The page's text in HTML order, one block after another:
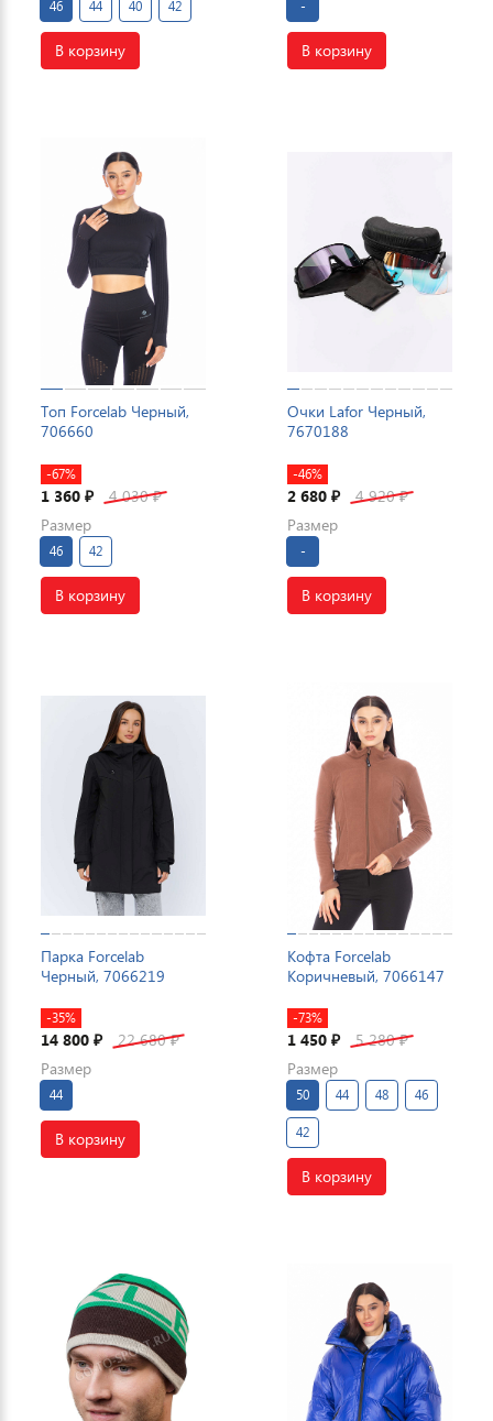
46 44 40 42
В корзину
-
В корзину
Топ Forcelab Черный,
706660
-67%
1 360 ₽ 4 030₽
Размер
46 42
В корзину
Очки Lafor Черный,
7670188
-46%
2 680 ₽ 4 920₽
Размер
-
В корзину
Парка Forcelab
Черный, 7066219
-35%
14 800 ₽ 22 680₽
Размер
44
В корзину
Кофта Forcelab
Коричневый, 7066147
-73%
1 450 ₽ 5 280₽
Размер
50 44 48 46
42
В корзину